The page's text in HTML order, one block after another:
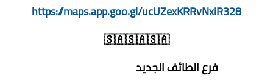
https://maps.app.goo.gl/ucUZexKRRvNxiR328
🇸🇦🇸🇦🇸🇦
فرع الطائف الجديد